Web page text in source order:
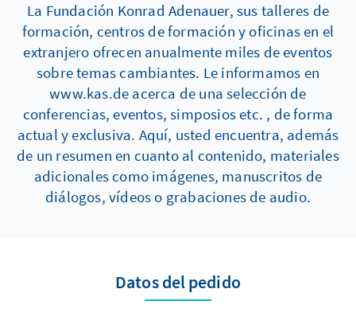
La Fundación Konrad Adenauer, sus talleres de
formación, centros de formación y oficinas en el
extranjero ofrecen anualmente miles de eventos
sobre temas cambiantes. Le informamos en
www.kas.de acerca de una selección de
conferencias, eventos, simposios etc. , de forma
actual y exclusiva. Aquí, usted encuentra, además
de un resumen en cuanto al contenido, materiales
adicionales como imágenes, manuscritos de
diálogos, vídeos o grabaciones de audio.
Datos del pedido